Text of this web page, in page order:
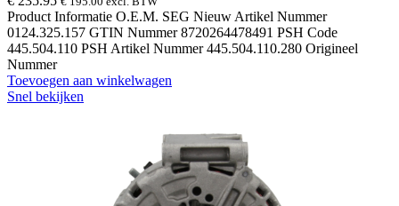
Product Informatie O.E.M. SEG Nieuw Artikel Nummer
0124.325.157 GTIN Nummer 8720264478491 PSH Code
445.504.110 PSH Artikel Nummer 445.504.110.280 Origineel
Nummer
Toevoegen aan winkelwagen
Snel bekijken